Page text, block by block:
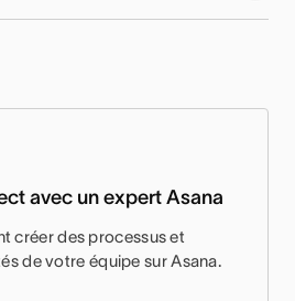
avec un expert Asana
créer des processus et
de votre équipe sur Asana.